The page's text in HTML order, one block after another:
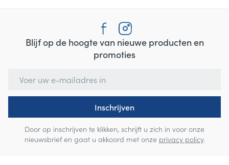
Blijf op de hoogte van nieuwe producten en
promoties
Inschrijven
Door op inschrijven te klikken, schrijft u zich in voor onze
nieuwsbrief en gaat u akkoord met onze privacy policy.